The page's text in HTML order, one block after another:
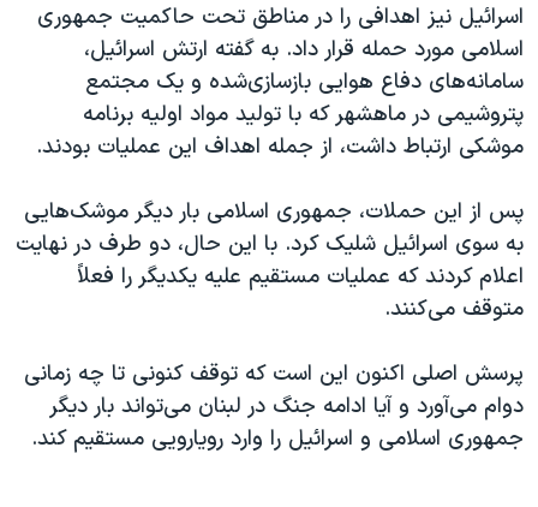
اسرائیل نیز اهدافی را در مناطق تحت حاکمیت جمهوری
اسلامی مورد حمله قرار داد. به گفته ارتش اسرائیل،
سامانه‌های دفاع هوایی بازسازی‌شده و یک مجتمع
پتروشیمی در ماهشهر که با تولید مواد اولیه برنامه
موشکی ارتباط داشت، از جمله اهداف این عملیات بودند.
پس از این حملات، جمهوری اسلامی بار دیگر موشک‌هایی
به سوی اسرائیل شلیک کرد. با این حال، دو طرف در نهایت
اعلام کردند که عملیات مستقیم علیه یکدیگر را فعلاً
متوقف می‌کنند.
پرسش اصلی اکنون این است که توقف کنونی تا چه زمانی
دوام می‌آورد و آیا ادامه جنگ در لبنان می‌تواند بار دیگر
جمهوری اسلامی و اسرائیل را وارد رویارویی مستقیم کند.